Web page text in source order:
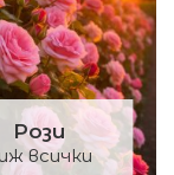
Рози
всички